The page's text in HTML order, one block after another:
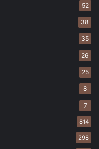
52
38
35
26
25
8
7
814
298